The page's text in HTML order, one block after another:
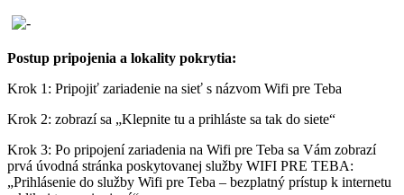
Postup pripojenia a lokality pokrytia:
Krok 1: Pripojiť zariadenie na sieť s názvom Wifi pre Teba
Krok 2: zobrazí sa „Klepnite tu a prihláste sa tak do siete“
Krok 3: Po pripojení zariadenia na Wifi pre Teba sa Vám zobrazí
prvá úvodná stránka poskytovanej služby WIFI PRE TEBA:
„Prihlásenie do služby Wifi pre Teba – bezplatný prístup k internetu